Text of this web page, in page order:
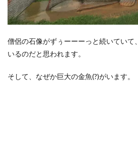
僧侶の石像がずぅーーーっと続いていて、
いるのだと思われます。
そして、なぜか巨大の金魚(?)がいます。